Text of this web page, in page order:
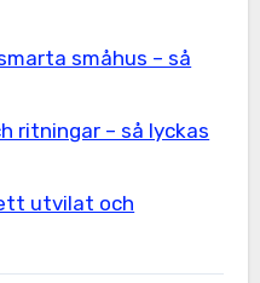
småhus – så
ritningar – så lyckas
utvilat och